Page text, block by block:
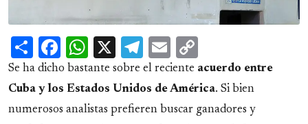
ShareFacebook
WhatsApp
X Telegram
Email
Link
Se ha dicho bastante sobre el reciente acuerdo entre
Cuba y los Estados Unidos de América. Si bien
numerosos analistas prefieren buscar ganadores y